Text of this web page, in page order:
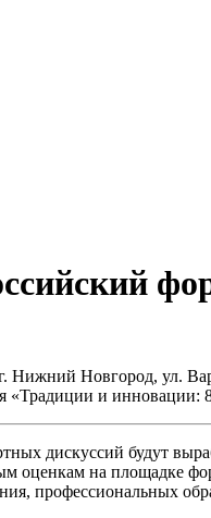
Нижний Новгород, ул.
«Традиции и
дискуссий будут
оценкам на площадке
профессиональных